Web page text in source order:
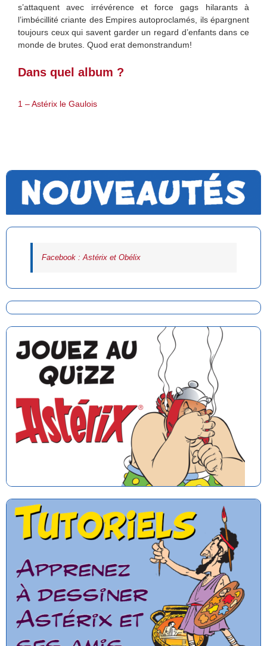
s’attaquent avec irrévérence et force gags hilarants à
l’imbécillité criante des Empires autoproclamés, ils épargnent
toujours ceux qui savent garder un regard d’enfants dans ce
monde de brutes. Quod erat demonstrandum!
Dans quel album ?
1 – Astérix le Gaulois
Facebook : Astérix et Obélix